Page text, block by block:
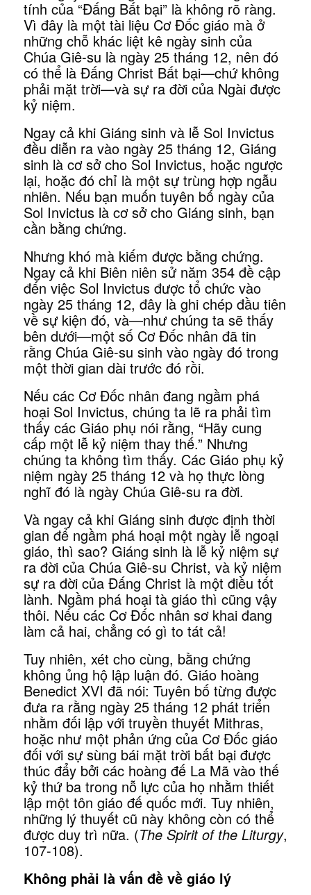
tính của “Đấng Bất bại” là không rõ ràng.
Vì đây là một tài liệu Cơ Đốc giáo mà ở
những chỗ khác liệt kê ngày sinh của
Chúa Giê-su là ngày 25 tháng 12, nên đó
có thể là Đấng Christ Bất bại—chứ không
phải mặt trời—và sự ra đời của Ngài được
kỷ niệm.
Ngay cả khi Giáng sinh và lễ Sol Invictus
đều diễn ra vào ngày 25 tháng 12, Giáng
sinh là cơ sở cho Sol Invictus, hoặc ngược
lại, hoặc đó chỉ là một sự trùng hợp ngẫu
nhiên. Nếu bạn muốn tuyên bố ngày của
Sol Invictus là cơ sở cho Giáng sinh, bạn
cần bằng chứng.
Nhưng khó mà kiếm được bằng chứng.
Ngay cả khi Biên niên sử năm 354 đề cập
đến việc Sol Invictus được tổ chức vào
ngày 25 tháng 12, đây là ghi chép đầu tiên
về sự kiện đó, và—như chúng ta sẽ thấy
bên dưới—một số Cơ Đốc nhân đã tin
rằng Chúa Giê-su sinh vào ngày đó trong
một thời gian dài trước đó rồi.
Nếu các Cơ Đốc nhân đang ngầm phá
hoại Sol Invictus, chúng ta lẽ ra phải tìm
thấy các Giáo phụ nói rằng, “Hãy cung
cấp một lễ kỷ niệm thay thế.” Nhưng
chúng ta không tìm thấy. Các Giáo phụ kỷ
niệm ngày 25 tháng 12 và họ thực lòng
nghĩ đó là ngày Chúa Giê-su ra đời.
Và ngay cả khi Giáng sinh được định thời
gian để ngầm phá hoại một ngày lễ ngoại
giáo, thì sao? Giáng sinh là lễ kỷ niệm sự
ra đời của Chúa Giê-su Christ, và kỷ niệm
sự ra đời của Đấng Christ là một điều tốt
lành. Ngầm phá hoại tà giáo thì cũng vậy
thôi. Nếu các Cơ Đốc nhân sơ khai đang
làm cả hai, chẳng có gì to tát cả!
Tuy nhiên, xét cho cùng, bằng chứng
không ủng hộ lập luận đó. Giáo hoàng
Benedict XVI đã nói: Tuyên bố từng được
đưa ra rằng ngày 25 tháng 12 phát triển
nhằm đối lập với truyền thuyết Mithras,
hoặc như một phản ứng của Cơ Đốc giáo
đối với sự sùng bái mặt trời bất bại được
thúc đẩy bởi các hoàng đế La Mã vào thế
kỷ thứ ba trong nỗ lực của họ nhằm thiết
lập một tôn giáo đế quốc mới. Tuy nhiên,
những lý thuyết cũ này không còn có thể
được duy trì nữa. (The Spirit of the Liturgy,
107-108).
Không phải là vấn đề về giáo lý